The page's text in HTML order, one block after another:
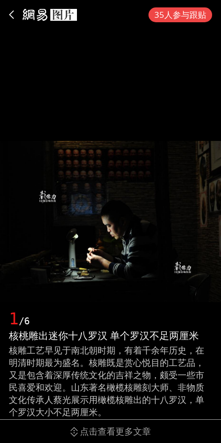
35人参与跟贴
1/6
核桃雕出迷你十八罗汉 单个罗汉不足两厘米
核雕工艺早见于南北朝时期，有着千余年历史，在
明清时期最为盛名。核雕既是赏心悦目的工艺品，
又是包含着深厚传统文化的吉祥之物，颇受一些市
民喜爱和欢迎。山东著名橄榄核雕刻大师、非物质
文化传承人蔡光展示用橄榄核雕出的十八罗汉，单
个罗汉大小不足两厘米。
点击查看更多文章